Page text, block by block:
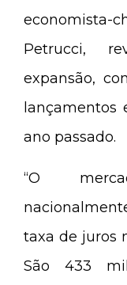
economista-
Petrucci,
expansão,
lançamentos
ano passado.
“O
taxa de juros
São 433